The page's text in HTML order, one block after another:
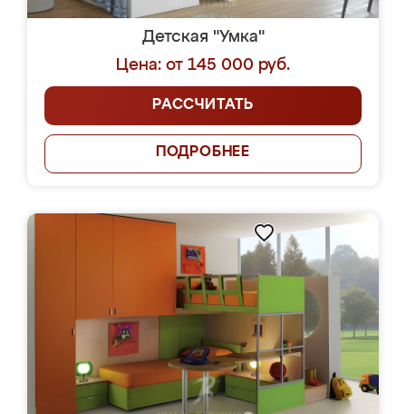
Детская "Умка"
Цена: от 145 000 руб.
РАССЧИТАТЬ
ПОДРОБНЕЕ